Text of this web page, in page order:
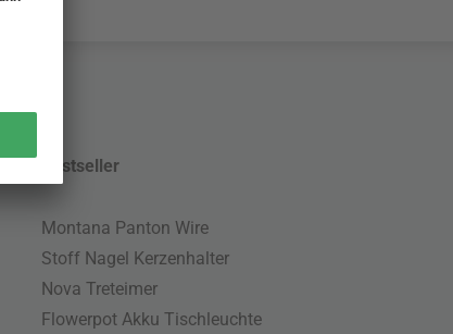
Bestseller
Montana Panton Wire
Stoff Nagel Kerzenhalter
Nova Treteimer
Flowerpot Akku Tischleuchte